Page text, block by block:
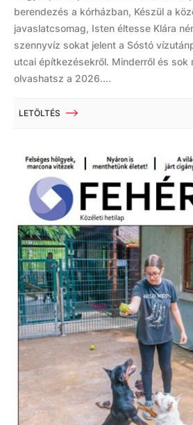
berendezés a kórházban, Készül a
javaslatcsomag, Isten éltesse Klára
szennyvíz sokat jelent a Sóstó
utcai építkezésekről. Minderről és sok
olvashatsz a 2026....
LETÖLTÉS